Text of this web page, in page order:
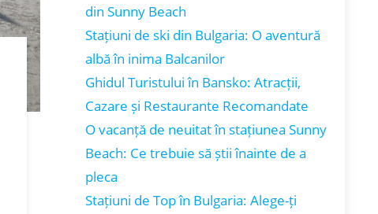
din Sunny Beach
Stațiuni de ski din Bulgaria: O aventură
albă în inima Balcanilor
Ghidul Turistului în Bansko: Atracții,
Cazare și Restaurante Recomandate
O vacanță de neuitat în stațiunea Sunny
Beach: Ce trebuie să știi înainte de a
pleca
Stațiuni de Top în Bulgaria: Alege-ți